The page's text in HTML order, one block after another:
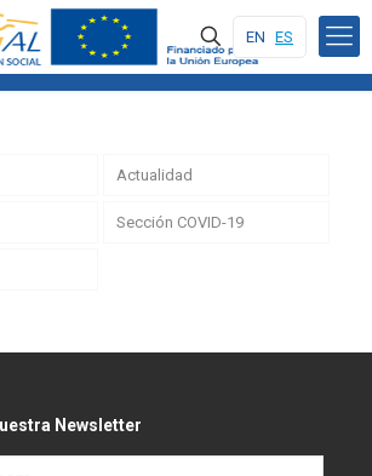
EN ES
Actualidad
Sección COVID-19
Newsletter